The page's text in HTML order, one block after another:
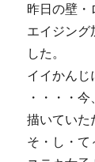
昨日の壁・
エイジング
した。
イイかんじ
・・・・
描いていた
そ・し・て